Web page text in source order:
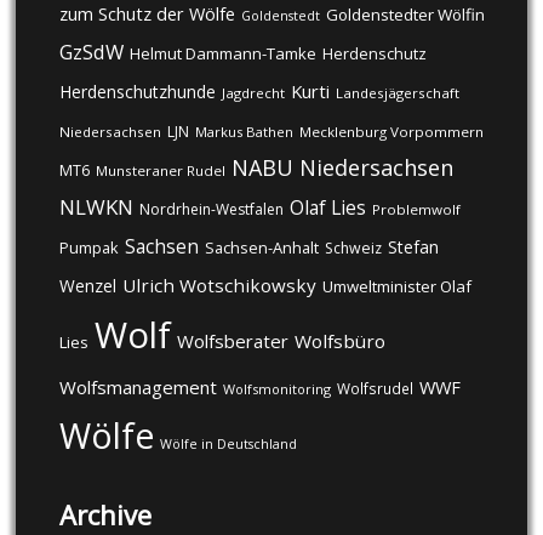
zum Schutz der Wölfe Goldenstedt Goldenstedter Wölfin
GzSdW Helmut Dammann-Tamke Herdenschutz
Herdenschutzhunde Jagdrecht Kurti Landesjägerschaft
Niedersachsen LJN Markus Bathen Mecklenburg Vorpommern
MT6 Munsteraner Rudel NABU Niedersachsen
NLWKN Nordrhein-Westfalen Olaf Lies Problemwolf
Pumpak Sachsen Sachsen-Anhalt Schweiz Stefan
Wenzel Ulrich Wotschikowsky Umweltminister Olaf
Lies Wolf Wolfsberater Wolfsbüro
Wolfsmanagement Wolfsmonitoring Wolfsrudel WWF
Wölfe Wölfe in Deutschland
Archive